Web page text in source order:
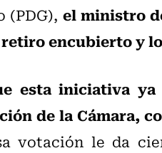
(PDG), elministro
encubierto y
estainiciativa ya
de la Cámara,
votación le da